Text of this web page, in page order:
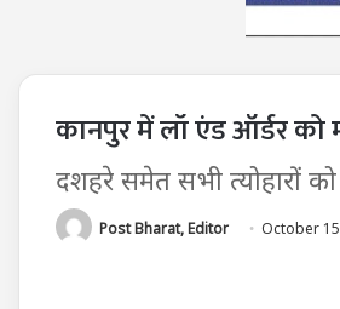
कानपुर में लॉ एंड ऑर्डर
दशहरे समेत सभी त्योहारों
Post Bharat, Editor October